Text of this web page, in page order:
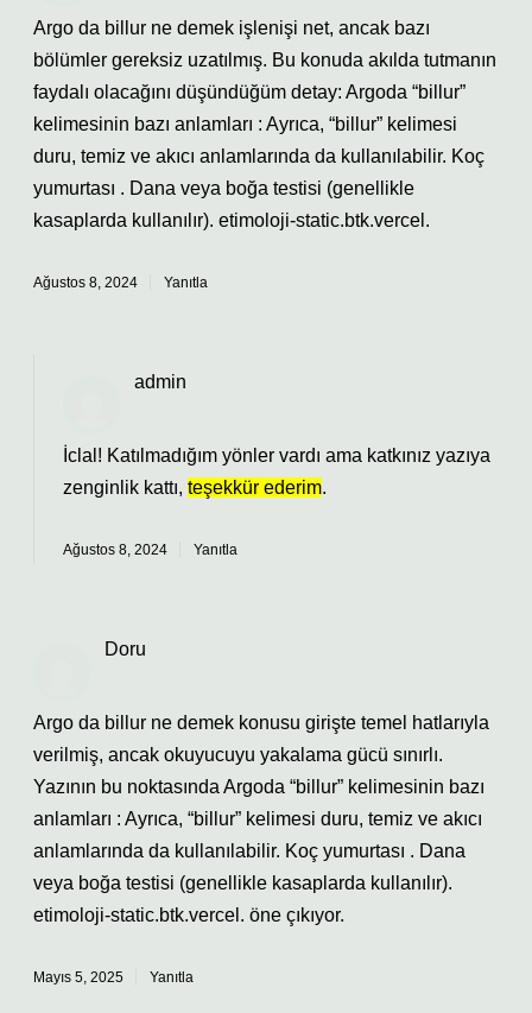
Argo da billur ne demek işlenişi net, ancak bazı
bölümler gereksiz uzatılmış. Bu konuda akılda tutmanın
faydalı olacağını düşündüğüm detay: Argoda “billur”
kelimesinin bazı anlamları : Ayrıca, “billur” kelimesi
duru, temiz ve akıcı anlamlarında da kullanılabilir. Koç
yumurtası . Dana veya boğa testisi (genellikle
kasaplarda kullanılır). etimoloji-static.btk.vercel.
Ağustos 8, 2024 Yanıtla
admin
İclal! Katılmadığım yönler vardı ama katkınız yazıya
zenginlik kattı, teşekkür ederim.
Ağustos 8, 2024 Yanıtla
Doru
Argo da billur ne demek konusu girişte temel hatlarıyla
verilmiş, ancak okuyucuyu yakalama gücü sınırlı.
Yazının bu noktasında Argoda “billur” kelimesinin bazı
anlamları : Ayrıca, “billur” kelimesi duru, temiz ve akıcı
anlamlarında da kullanılabilir. Koç yumurtası . Dana
veya boğa testisi (genellikle kasaplarda kullanılır).
etimoloji-static.btk.vercel. öne çıkıyor.
Mayıs 5, 2025 Yanıtla